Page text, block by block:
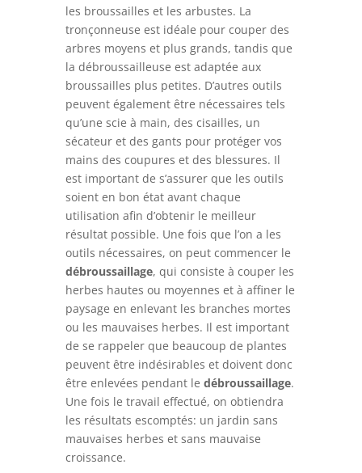
les broussailles et les arbustes. La
tronçonneuse est idéale pour couper des
arbres moyens et plus grands, tandis que
la débroussailleuse est adaptée aux
broussailles plus petites. D’autres outils
peuvent également être nécessaires tels
qu’une scie à main, des cisailles, un
sécateur et des gants pour protéger vos
mains des coupures et des blessures. Il
est important de s’assurer que les outils
soient en bon état avant chaque
utilisation afin d’obtenir le meilleur
résultat possible. Une fois que l’on a les
outils nécessaires, on peut commencer le
débroussaillage, qui consiste à couper les
herbes hautes ou moyennes et à affiner le
paysage en enlevant les branches mortes
ou les mauvaises herbes. Il est important
de se rappeler que beaucoup de plantes
peuvent être indésirables et doivent donc
être enlevées pendant le débroussaillage.
Une fois le travail effectué, on obtiendra
les résultats escomptés: un jardin sans
mauvaises herbes et sans mauvaise
croissance.